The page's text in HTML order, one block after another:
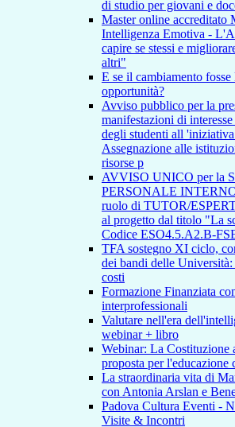
di studio per giovani e
Master online
Intelligenza Emotiva -
capire se stessi e
altri"
E se il cambiamento
opportunità?
Avviso pubblico per la
manifestazioni di
degli studenti all
Assegnazione alle
risorse p
AVVISO UNICO per la
PERSONALE
ruolo di TUTOR/
al progetto dal titolo "La
Codice ESO4.5.A2.B-
TFA sostegno XI ciclo,
dei bandi delle Università:
costi
Formazione Finanziata
interprofessionali
Valutare nell'era
webinar + libro
Webinar: La Costituzione
proposta per l'educazione
La straordinaria vita di
con Antonia Arslan e
Padova Cultura Eventi -
Visite & Incontri